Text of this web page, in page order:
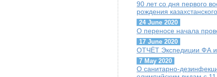
90 лет со дня первого
рождения
24 June 2020
О переносе начала
17 June 2020
ОТЧЁТ Экспедиции ФА и
7 May 2020
О санитарно-